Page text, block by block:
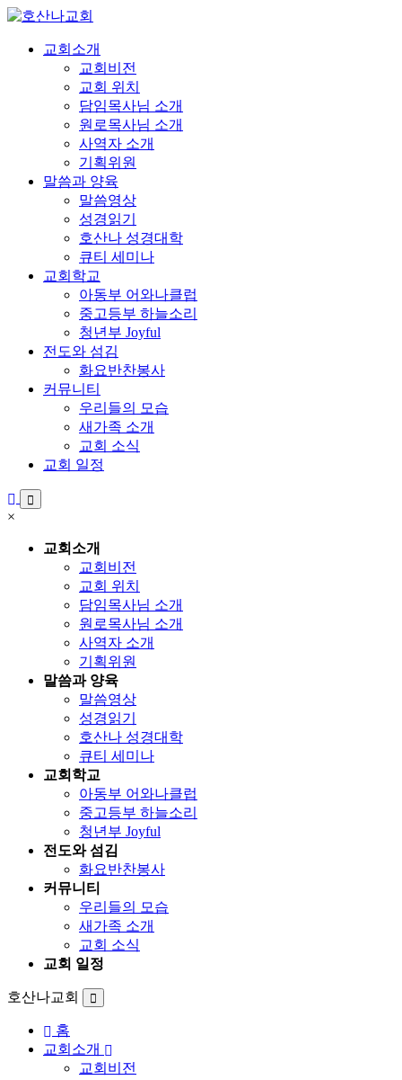
교회소개
교회비전
교회 위치
담임목사님 소개
원로목사님 소개
사역자 소개
기획위원
말씀과 양육
말씀영상
성경읽기
호산나 성경대학
큐티 세미나
교회학교
아동부 어와나클럽
중고등부 하늘소리
청년부 Joyful
전도와 섬김
화요반찬봉사
커뮤니티
우리들의 모습
새가족 소개
교회 소식
교회 일정
×
교회소개
교회비전
교회 위치
담임목사님 소개
원로목사님 소개
사역자 소개
기획위원
말씀과 양육
말씀영상
성경읽기
호산나 성경대학
큐티 세미나
교회학교
아동부 어와나클럽
중고등부 하늘소리
청년부 Joyful
전도와 섬김
화요반찬봉사
커뮤니티
우리들의 모습
새가족 소개
교회 소식
교회 일정
호산나교회
홈
교회소개
교회비전